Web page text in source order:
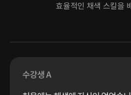
효율적인 채색 스킬을